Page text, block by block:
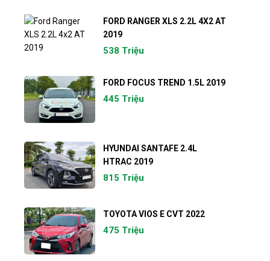
FORD RANGER XLS 2.2L 4X2 AT
2019
538 Triệu
FORD FOCUS TREND 1.5L 2019
445 Triệu
HYUNDAI SANTAFE 2.4L
HTRAC 2019
815 Triệu
TOYOTA VIOS E CVT 2022
475 Triệu